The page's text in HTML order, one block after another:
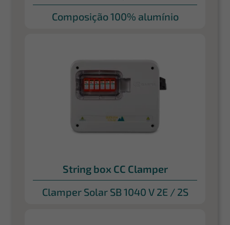
Composição 100% alumínio
String box CC Clamper
Clamper Solar SB 1040 V 2E / 2S